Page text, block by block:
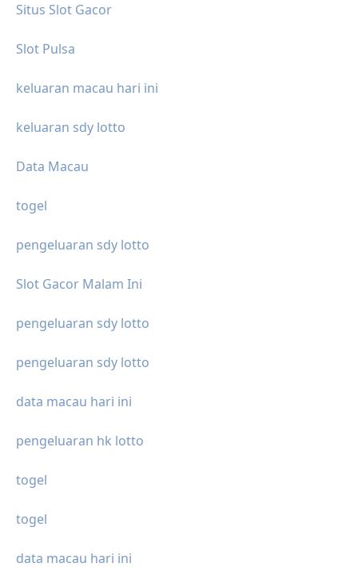
Situs Slot Gacor
Slot Pulsa
keluaran macau hari ini
keluaran sdy lotto
Data Macau
togel
pengeluaran sdy lotto
Slot Gacor Malam Ini
pengeluaran sdy lotto
pengeluaran sdy lotto
data macau hari ini
pengeluaran hk lotto
togel
togel
data macau hari ini